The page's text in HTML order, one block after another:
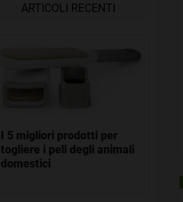
ARTICOLI RECENTI
I 5 migliori prodotti per
togliere i peli degli animali
domestici